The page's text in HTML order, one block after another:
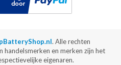
. Alle rechten
handelsmerken en merken zijn het
eigenaren.